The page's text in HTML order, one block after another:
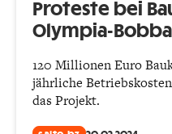
Proteste bei
Olympia-
120 Millionen Euro
jährliche
das Projekt.